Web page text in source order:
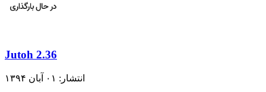
Jutoh 2.36
انتشار: ۰۱ آبان ۱۳۹۴